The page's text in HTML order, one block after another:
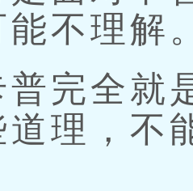
能不理解
全就是
道理，不